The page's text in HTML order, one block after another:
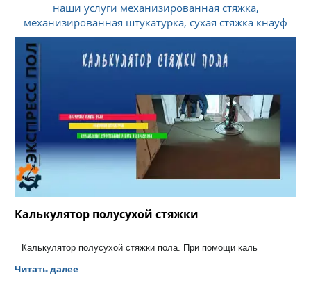
наши услуги механизированная стяжка,
механизированная штукатурка, сухая стяжка кнауф
Калькулятор полусухой стяжки
Калькулятор полусухой стяжки пола. При помощи каль
Читать далее